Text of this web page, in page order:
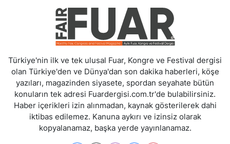
Türkiye'nin ilk ve tek ulusal Fuar, Kongre ve Festival dergisi
olan Türkiye'den ve Dünya'dan son dakika haberleri, köşe
yazıları, magazinden siyasete, spordan seyahate bütün
konuların tek adresi Fuardergisi.com.tr'de bulabilirsiniz.
Haber içerikleri izin alınmadan, kaynak gösterilerek dahi
iktibas edilemez. Kanuna aykırı ve izinsiz olarak
kopyalanamaz, başka yerde yayınlanamaz.